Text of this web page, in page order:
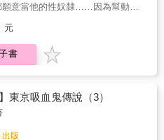
願意當他的性奴隸……因為幫動畫
──丹波隼人，卻沒想到成名已久的
是個合法蘿莉……
元
書
東京吸血鬼傳說（3）
版